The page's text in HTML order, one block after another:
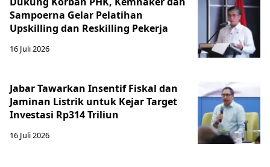
Sampoerna Gelar Pelatihan
Upskilling dan Reskilling Pekerja
16 Juli 2026
Jabar Tawarkan Insentif Fiskal dan
Jaminan Listrik untuk Kejar Target
Investasi Rp314 Triliun
16 Juli 2026